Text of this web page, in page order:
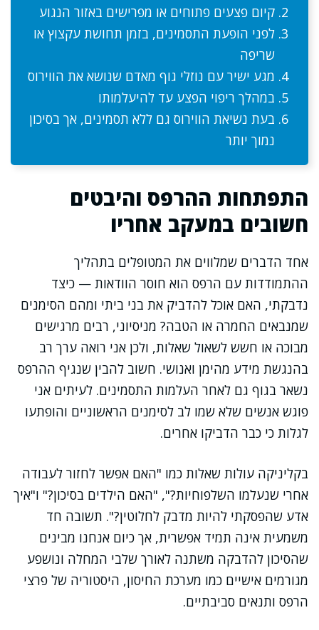
קיום פצעים פתוחים או מפרישים באזור הנגוע
לפני הופעת התסמינים, בזמן תחושת עקצוץ או
שריפה
מגע ישיר עם נוזלי גוף מאדם שנושא את הווירוס
במהלך ריפוי הפצע עד להיעלמותו
בעת נשיאת הווירוס גם ללא תסמינים, אך בסיכון
נמוך יותר
התפתחות ההרפס והיבטים
חשובים במעקב אחריו
אחד הדברים שמלווים את המטופלים בתהליך
ההתמודדות עם הרפס הוא חוסר הוודאות — כיצד
נדבקתי, האם אוכל להדביק את בני ביתי ומהם הסימנים
שמנבאים החמרה או הטבה? מניסיוני, רבים מרגישים
מבוכה או חשש לשאול שאלות, ולכן אני רואה ערך רב
בהנגשת מידע מהימן ואנושי. חשוב להבין שנגיף ההרפס
נשאר בגוף גם לאחר העלמות התסמינים. לעיתים אני
פוגש אנשים שלא שמו לב לסימנים הראשוניים והופתעו
לגלות כי כבר הדביקו אחרים.
בקליניקה עולות שאלות כמו "האם אפשר לחזור לעבודה
אחרי שנעלמו השלפוחיות?", "האם הילדים בסיכון?" ו"איך
אדע שהפסקתי להיות מדבק לחלוטין?". תשובה חד
משמעית אינה תמיד אפשרית, אך כיום אנחנו מבינים
שהסיכון להדבקה משתנה לאורך שלבי המחלה ונושפע
מגורמים אישיים כמו מערכת החיסון, היסטוריה של פרצי
הרפס ותנאים סביבתיים.